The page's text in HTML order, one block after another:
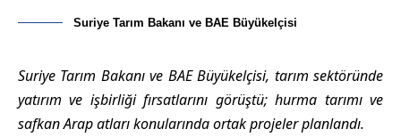
Suriye Tarım Bakanı ve BAE Büyükelçisi
Suriye Tarım Bakanı ve BAE Büyükelçisi, tarım sektöründe
yatırım ve işbirliği fırsatlarını görüştü; hurma tarımı ve
safkan Arap atları konularında ortak projeler planlandı.